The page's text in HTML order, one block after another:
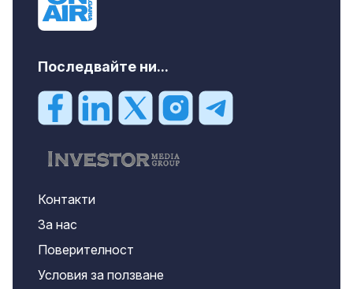
Последвайте ни...
Контакти
За нас
Поверителност
Условия за ползване